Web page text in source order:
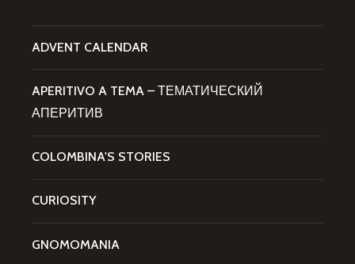
ADVENT CALENDAR
APERITIVO A TEMA – ТЕМАТИЧЕСКИЙ
АПЕРИТИВ
COLOMBINA'S STORIES
CURIOSITY
GNOMOMANIA